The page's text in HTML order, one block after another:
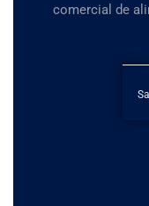
comercial de